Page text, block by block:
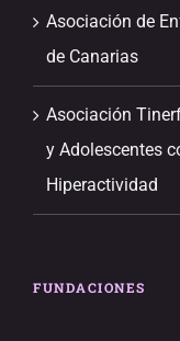
Asociación de
de Canarias
Asociación
y Adolescentes
Hiperactividad
FUNDACIONES